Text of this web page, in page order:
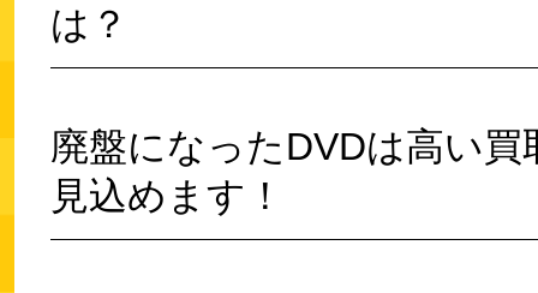
は？
廃盤になったDVDは高い買
見込めます！